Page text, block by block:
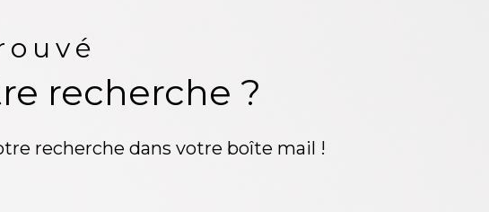
recherche ?
recherche dans votre boîte mail !